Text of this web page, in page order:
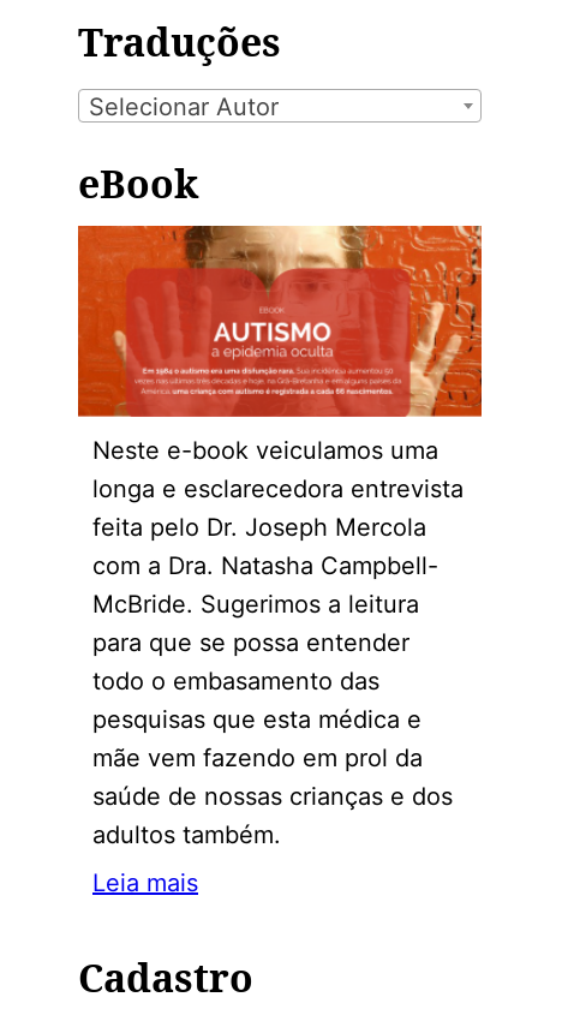
Traduções
Selecionar Autor
eBook
Neste e-book veiculamos uma
longa e esclarecedora entrevista
feita pelo Dr. Joseph Mercola
com a Dra. Natasha Campbell-
McBride. Sugerimos a leitura
para que se possa entender
todo o embasamento das
pesquisas que esta médica e
mãe vem fazendo em prol da
saúde de nossas crianças e dos
adultos também.
Leia mais
Cadastro